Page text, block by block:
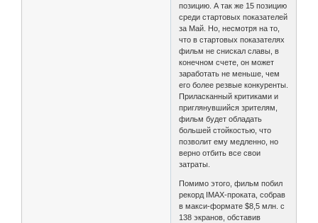
позицию. А так же 15 позицию
среди стартовых показателей
за Май. Но, несмотря на то,
что в стартовых показателях
фильм не снискал славы, в
конечном счете, он может
заработать не меньше, чем
его более резвые конкуренты.
Приласканный критиками и
приглянувшийся зрителям,
фильм будет обладать
большей стойкостью, что
позволит ему медленно, но
верно отбить все свои
затраты.
Помимо этого, фильм побил
рекорд IMAX-проката, собрав
в макси-формате $8,5 млн. с
138 экранов, обставив